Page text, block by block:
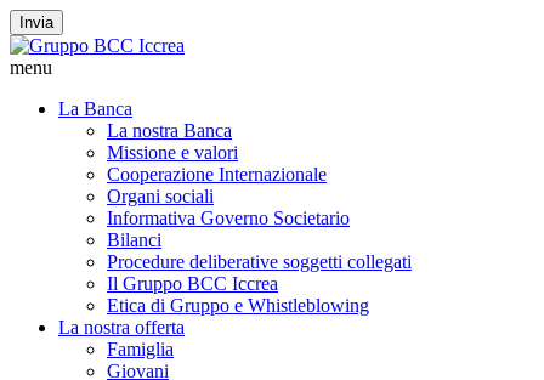
Invia
menu
La Banca
La nostra Banca
Missione e valori
Cooperazione Internazionale
Organi sociali
Informativa Governo Societario
Bilanci
Procedure deliberative soggetti collegati
Il Gruppo BCC Iccrea
Etica di Gruppo e Whistleblowing
La nostra offerta
Famiglia
Giovani